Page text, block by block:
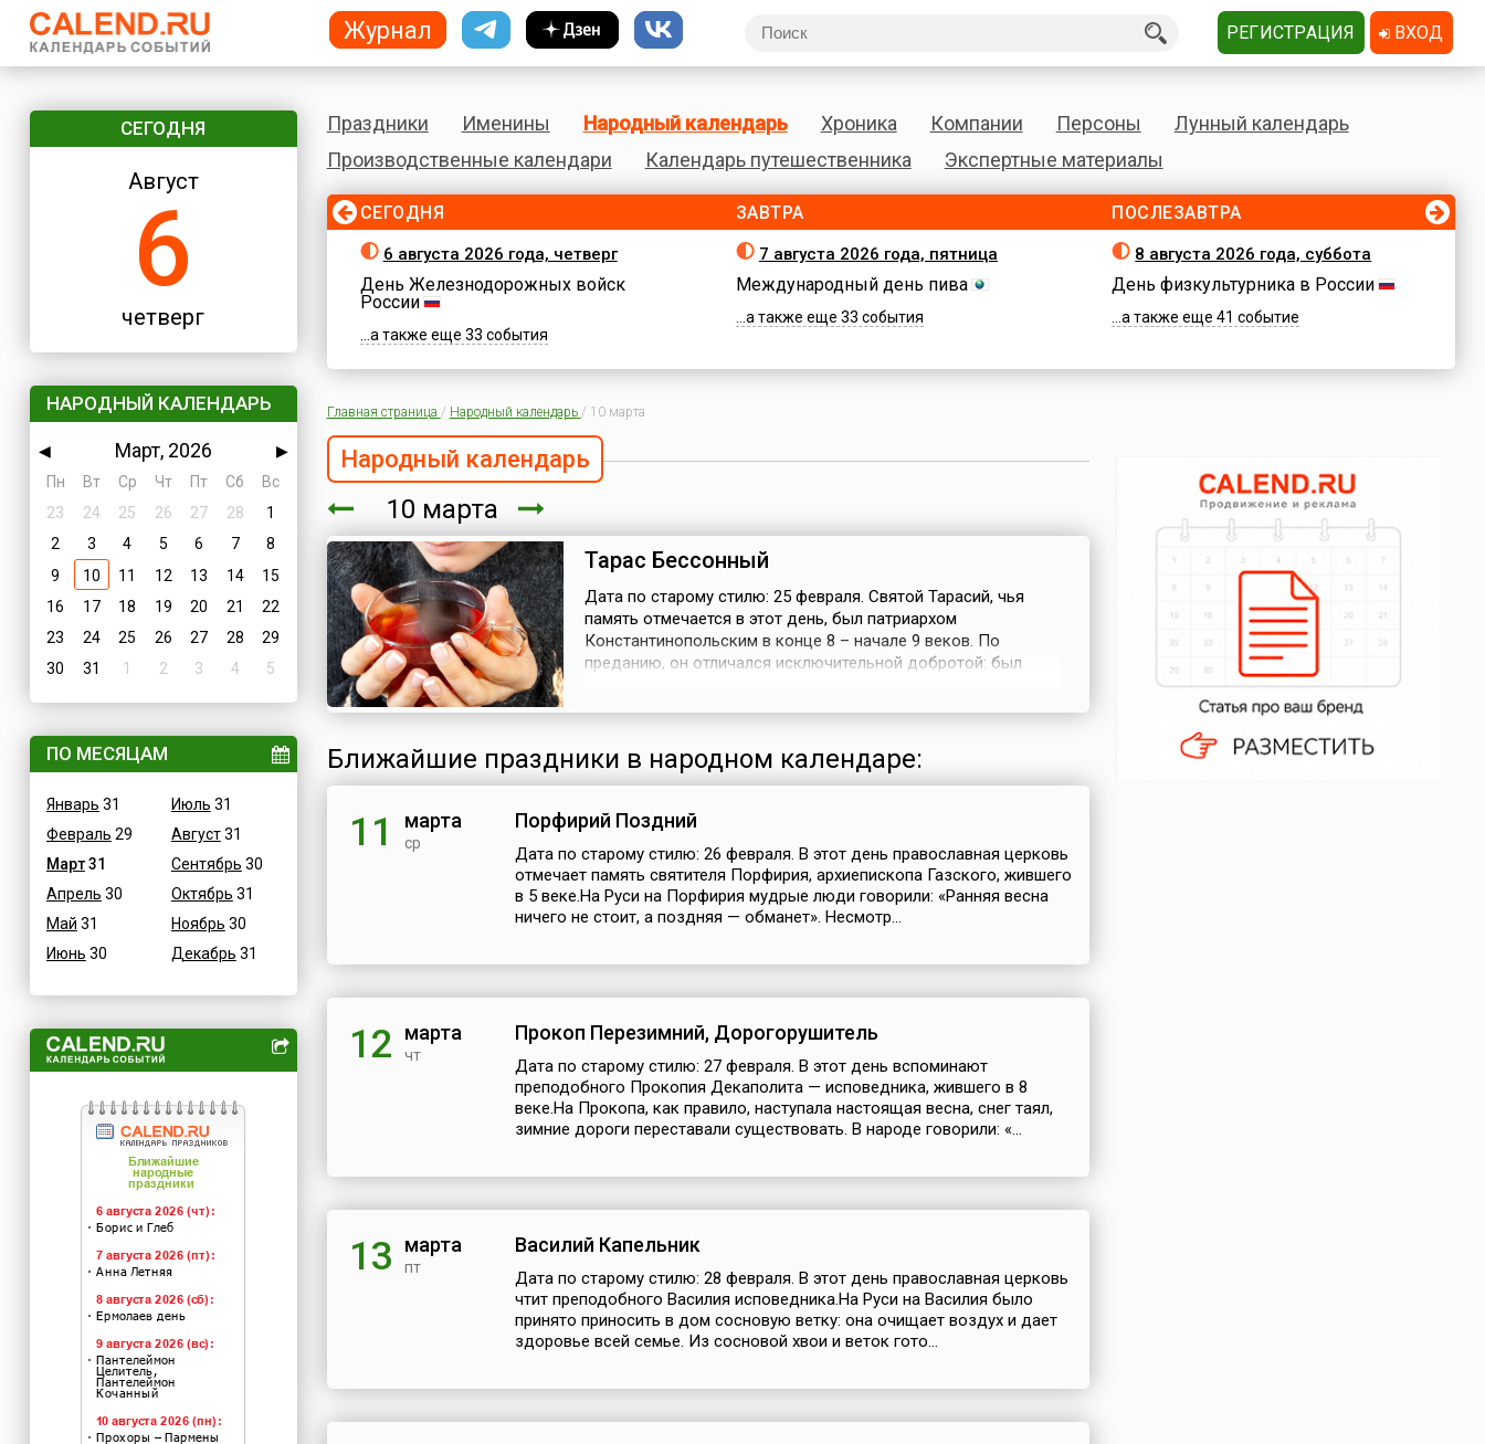
СЕГОДНЯ
Август
6
четверг
НАРОДНЫЙ КАЛЕНДАРЬ
◀ Март, 2026
▶
Пн
Вт Ср Чт Пт Сб
Вс
23
24 25 26 27 28
1
2
3 4 5 6 7
8
9
10 11 12 13 14
15
16
17 18 19 20 21
22
23
24 25 26 27 28
29
30
31 1 2 3 4 5
ПО МЕСЯЦАМ
Январь 31
Февраль 29
Март31
Апрель 30
Май 31
Июнь 30
Июль 31
Август31
Сентябрь 30
Октябрь 31
Ноябрь 30
Декабрь 31
Праздники Именины Народный календарь Хроника Компании Персоны
Лунный календарь
Производственные календари
Календарь путешественника Экспертные материалы
СЕГОДНЯ
6 августа 2026 года, четверг
День Железнодорожных войск
России
...а также еще 33 события
ЗАВТРА
7 августа 2026 года, пятница
Международный день пива
...а также еще 33 события
ПОСЛЕЗАВТРА
8 августа 2026 года, суббота
День физкультурника в России
...а также еще 41 событие
Главная страница / Народный календарь / 10 марта
Народный календарь
10 марта
Тарас Бессонный
Дата по старому стилю: 25 февраля. Святой Тарасий, чья
память отмечается в этот день, был патриархом
Константинопольским в конце 8 – начале 9 веков. По
преданию, он отличался исключительной добротой: был
Впрочем, болезнь была готова к борь...
Ближайшие праздники в народном календаре:
11 марта
ср
Порфирий Поздний
Дата по старому стилю: 26 февраля. В этот день православная церковь
отмечает память святителя Порфирия, архиепископа Газского, жившего
в 5 веке.На Руси на Порфирия мудрые люди говорили: «Ранняя весна
ничего не стоит, а поздняя — обманет». Несмотр...
12 марта
чт
Прокоп Перезимний, Дорогорушитель
Дата по старому стилю: 27 февраля. В этот день вспоминают
преподобного Прокопия Декаполита — исповедника, жившего в 8
веке.На Прокопа, как правило, наступала настоящая весна, снег таял,
зимние дороги переставали существовать. В народе говорили: «...
13 марта
пт
Василий Капельник
Дата по старому стилю: 28 февраля. В этот день православная церковь
чтит преподобного Василия исповедника.На Руси на Василия было
принято приносить в дом сосновую ветку: она очищает воздух и дает
здоровье всей семье. Из сосновой хвои и веток гото...
Журнал РЕГИСТРАЦИЯ ВХОД